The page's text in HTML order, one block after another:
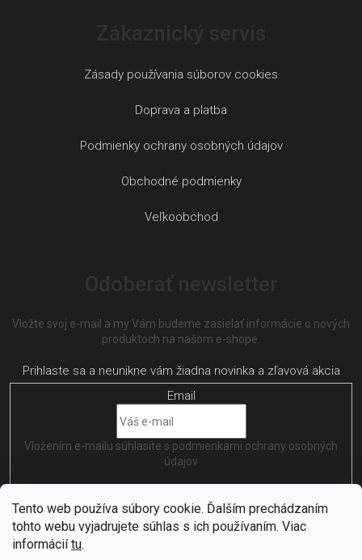
Tento web používa súbory cookie. Ďalším prechádzaním
tohto webu vyjadrujete súhlas s ich používaním. Viac
informáciítu.
Zásady používania súborov cookies
Doprava a platba
Podmienky ochrany osobných údajov
Obchodné podmienky
Veľkoobchod
Vložte svoj e-mail a my Vám budeme zasielať informácie o nových
produktoch na našom e-shope.
Email
Vložením e-mailu súhlasíte s podmienkami ochrany osobných
údajov
PRIHLÁSIŤ SA